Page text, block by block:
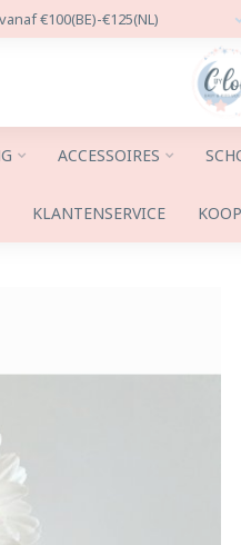
€100(BE)-€125(NL)
ACCESSOIRES
KLANTENSERVICE